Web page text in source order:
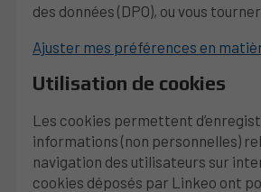
des données (DPO), ou vous
Ajuster mes préférences en
Utilisation de cookies
Les cookies permettent
informations (non personnelles)
navigation des utilisateurs sur
cookies déposés par Linkeo ont